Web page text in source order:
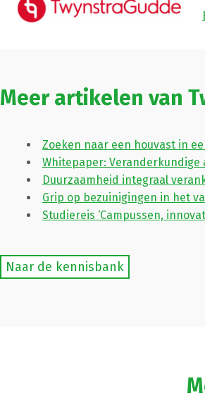
Meer artikelen van
Zoeken naar een houvast in
Whitepaper:
Duurzaamheid integraal
Grip op bezuinigingen in het
Studiereis ‘Campussen,
Naar de kennisbank